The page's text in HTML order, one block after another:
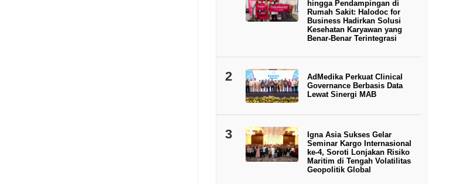
hingga Pendampingan di
Rumah Sakit: Halodoc for
Business Hadirkan Solusi
Kesehatan Karyawan yang
Benar-Benar Terintegrasi
2
AdMedika Perkuat Clinical
Governance Berbasis Data
Lewat Sinergi MAB
3
Igna Asia Sukses Gelar
Seminar Kargo Internasional
ke-4, Soroti Lonjakan Risiko
Maritim di Tengah Volatilitas
Geopolitik Global